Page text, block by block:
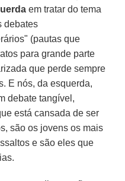
em tratar do tema
debates
(pautas que
para grande parte
que perde sempre
E nós, da esquerda,
debate tangível,
está cansada de ser
são os jovens os mais
e são eles que